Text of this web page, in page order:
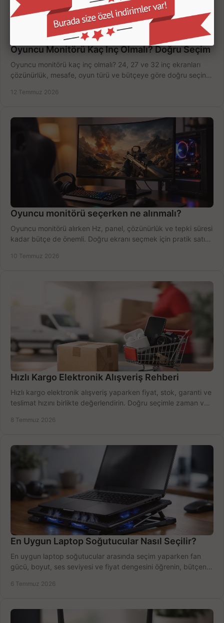
Oyuncu Monitörü Kaç İnç Olmalı? Doğru Seçim
Oyuncu monitörü kaç inç olmalı? 24, 27 ve 32 inç ekranları
çözünürlük, mesafe, oyun türü ve bütçeye göre doğru seçin,
12 Temmuz 2026
Oyuncu monitörü seçerken ne alınmalı?
Oyuncu monitörü alırken Hz, panel, çözünürlük ve tepki süresi
kadar bütçe de önemli. Doğru ekranı seçmek için pratik satın
10 Temmuz 2026
Hızlı Kargo Elektronik Alışveriş Rehberi
Hızlı kargo elektronik alışveriş yaparken fiyat, stok, garanti ve
teslimat hızını birlikte değerlendirin. Doğru seçimle zaman ve
8 Temmuz 2026
En Uygun Laptop Soğutucular Nasıl Seçilir?
En uygun laptop soğutucular arasında seçim yaparken fan
gücü, boyut, ses seviyesi ve fiyat dengesini öğrenin, bütçenizi
6 Temmuz 2026